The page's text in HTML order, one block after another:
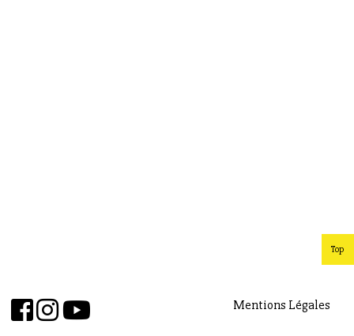
Mentions Légales
Top